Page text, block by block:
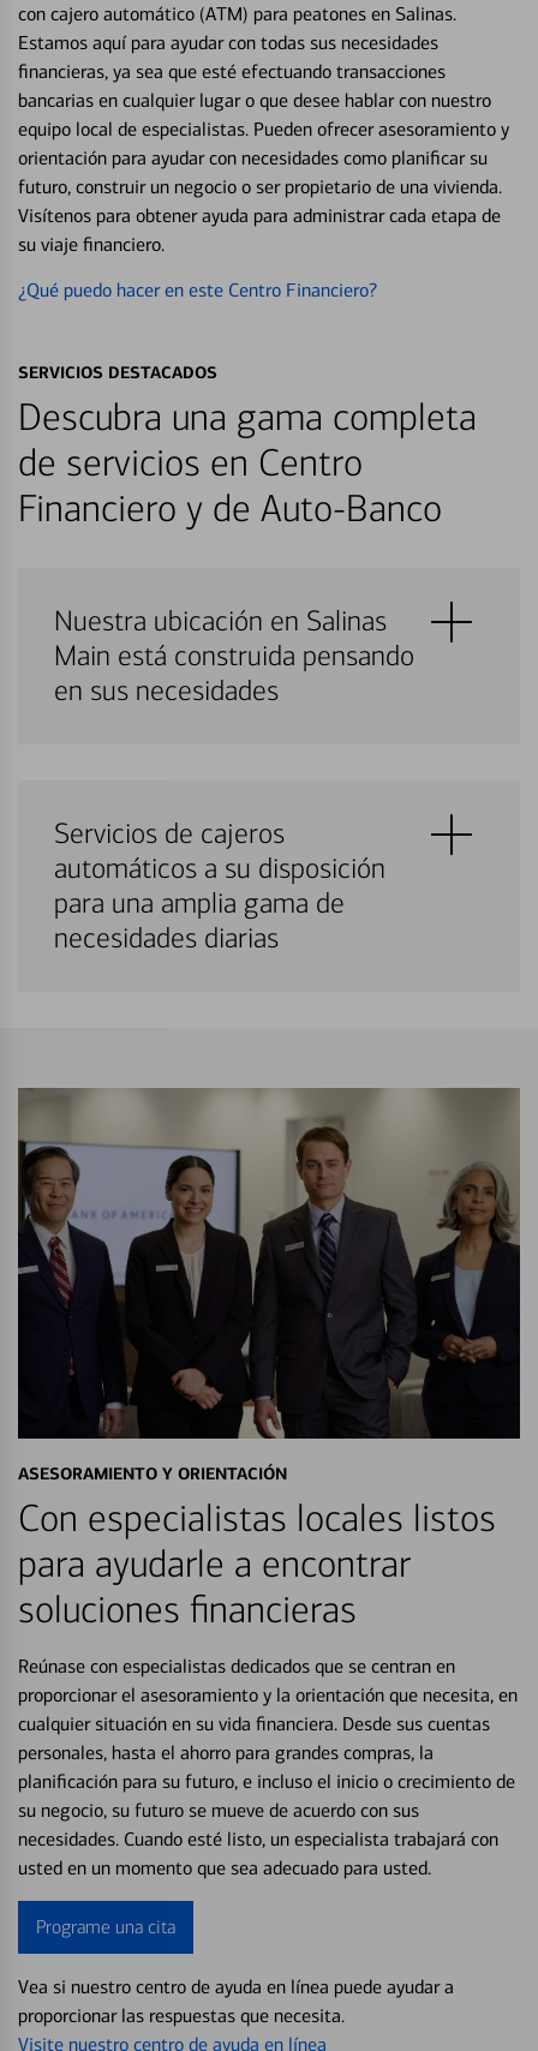
con cajero automático (ATM) para peatones en Salinas.
Estamos aquí para ayudar con todas sus necesidades
financieras, ya sea que esté efectuando transacciones
bancarias en cualquier lugar o que desee hablar con nuestro
equipo local de especialistas. Pueden ofrecer asesoramiento y
orientación para ayudar con necesidades como planificar su
futuro, construir un negocio o ser propietario de una vivienda.
Visítenos para obtener ayuda para administrar cada etapa de
su viaje financiero.
¿Qué puedo hacer en este Centro Financiero?
SERVICIOS DESTACADOS
Descubra una gama completa
de servicios en Centro
Financiero y de Auto-Banco
Nuestra ubicación en Salinas
Main está construida pensando
en sus necesidades
Servicios de cajeros
automáticos a su disposición
para una amplia gama de
necesidades diarias
ASESORAMIENTO Y ORIENTACIÓN
Con especialistas locales listos
para ayudarle a encontrar
soluciones financieras
Reúnase con especialistas dedicados que se centran en
proporcionar el asesoramiento y la orientación que necesita, en
cualquier situación en su vida financiera. Desde sus cuentas
personales, hasta el ahorro para grandes compras, la
planificación para su futuro, e incluso el inicio o crecimiento de
su negocio, su futuro se mueve de acuerdo con sus
necesidades. Cuando esté listo, un especialista trabajará con
usted en un momento que sea adecuado para usted.
Programe una cita
Vea si nuestro centro de ayuda en línea puede ayudar a
proporcionar las respuestas que necesita.
Visite nuestro centro de ayuda en línea